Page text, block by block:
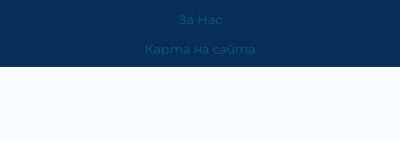
За Нас
Карта на сайта